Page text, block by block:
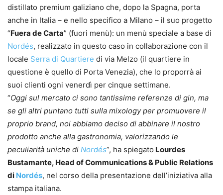
distillato premium galiziano che, dopo la Spagna, porta
anche in Italia – e nello specifico a Milano – il suo progetto
“Fuera de Carta” (fuori menù): un menù speciale a base di
Nordés, realizzato in questo caso in collaborazione con il
locale Serra di Quartiere di via Melzo (il quartiere in
questione è quello di Porta Venezia), che lo proporrà ai
suoi clienti ogni venerdì per cinque settimane.
“Oggi sul mercato ci sono tantissime referenze di gin, ma
se gli altri puntano tutti sulla mixology per promuovere il
proprio brand, noi abbiamo deciso di abbinare il nostro
prodotto anche alla gastronomia, valorizzando le
peculiarità uniche di Nordés”, ha spiegato Lourdes
Bustamante, Head of Communications & Public Relations
di Nordés, nel corso della presentazione dell’iniziativa alla
stampa italiana.